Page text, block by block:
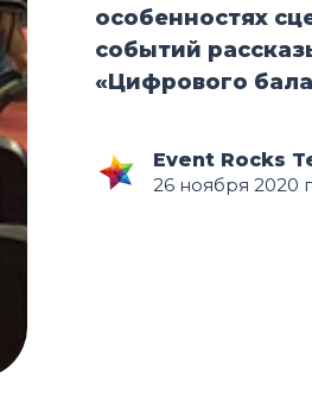
особенностях
событий
«Цифрового
Event Rocks
26 ноября 2020